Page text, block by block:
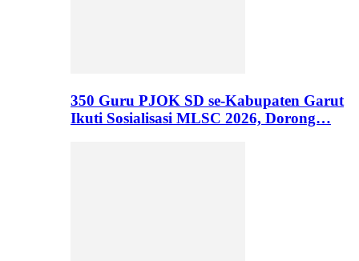
350 Guru PJOK SD se-Kabupaten Garut
Ikuti Sosialisasi MLSC 2026, Dorong…